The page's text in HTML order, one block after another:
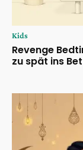
Kids
Revenge
zu spät ins